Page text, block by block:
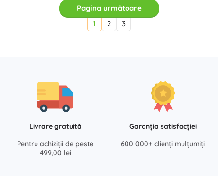
Pagina următoare
1
2 3
Livrare gratuită
Pentru achiziții de peste
499,00 lei
Garanția satisfacției
600 000+ clienți mulțumiți